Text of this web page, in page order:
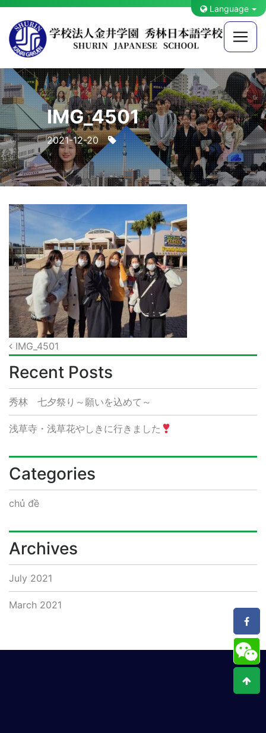
Language
IMG_4501
2021-12-20
Post
navigation
IMG_4501
Recent Posts
秀林 七夕祭り～願いを込めて～
浅草寺・浅草花やしきに行きました
Categories
chủ đề
Archives
July 2021
March 2021